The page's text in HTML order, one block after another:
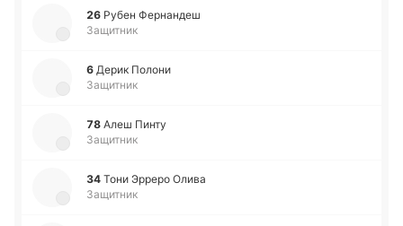
26 Рубен Фе­рна­ндеш
Защитник
6 Дерик Полони
Защитник
78 Алеш Пинту
Защитник
34 Тони Эрреро Олива
Защитник